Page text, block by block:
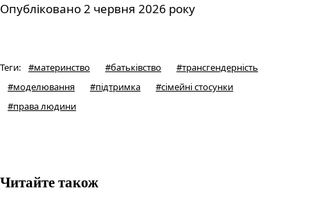
Опубліковано 2 червня 2026 року
Теги: #материнство #батьківство #трансгендерність
#моделювання #підтримка #сімейні стосунки
#права людини
Читайте також